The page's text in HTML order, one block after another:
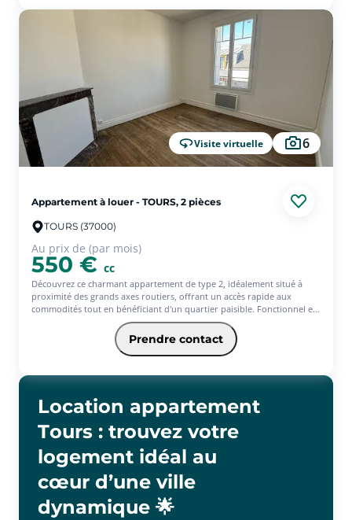
Service facultatif - Conditions en vigueur au 01/07/26. Offre réservée
aux 18-31ans, sous réserve d'étude et d'acceptation définitive de votre
Visite virtuelle 6
Appartement à louer - TOURS, 2 pièces
TOURS (37000)
Au prix de (par mois)
550 € cc
Découvrez ce charmant appartement de type 2, idéalement situé à
proximité des grands axes routiers, offrant un accès rapide aux
commodités tout en bénéficiant d'un quartier paisible. Fonctionnel et
bien agencé, il se compose d'une entrée desservant une agréable pièce
de vie baignée de lumière naturelle, parfaite pour vos moments de
détente. La cuisine, séparée, offre un espace pratique et convivial.
Côté nuit, vous profiterez d'une chambre confortable ainsi que d'une
tranquillité et praticité. Une belle opportunité à découvrir sans tarder
de 556? (offre ponctuelle de 3 mois d'assurance offerts)* * Service
facultatif - Conditions en vigueur au 01/08/26. Offre réservée aux 18-
31ans, sous réserve d'étude et d'acceptation définitive de votre
dossier par votre Caisse régionale
Prendre contact
Location appartement
Tours : trouvez votre
logement idéal au
cœur d’une ville
dynamique 🌟